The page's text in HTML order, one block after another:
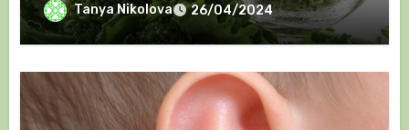
Tanya Nikolova 26/04/2024